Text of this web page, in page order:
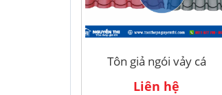
Tôn giả ngói vảy cá
Liên hệ